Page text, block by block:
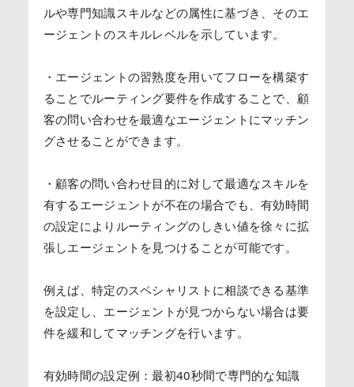
ルや専門知識スキルなどの属性に基づき、そのエ
ージェントのスキルレベルを示しています。
・エージェントの習熟度を用いてフローを構築す
ることでルーティング要件を作成することで、顧
客の問い合わせを最適なエージェントにマッチン
グさせることができます。
・顧客の問い合わせ目的に対して最適なスキルを
有するエージェントが不在の場合でも、有効時間
の設定によりルーティングのしきい値を徐々に拡
張しエージェントを見つけることが可能です。
例えば、特定のスペシャリストに相談できる基準
を設定し、エージェントが見つからない場合は要
件を緩和してマッチングを行います。
有効時間の設定例：最初40秒間で専門的な知識